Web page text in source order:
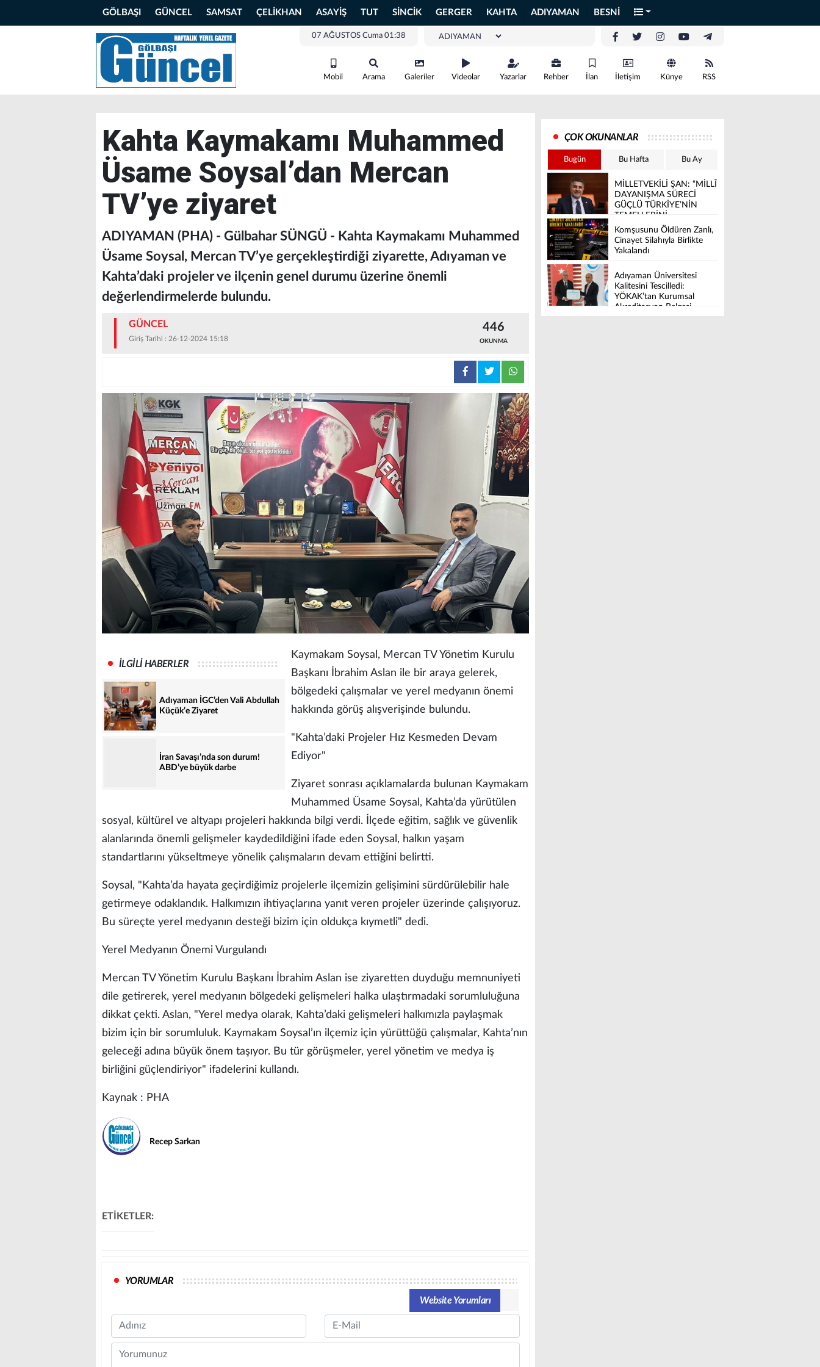
GÖLBAŞI GÜNCEL SAMSAT ÇELİKHAN ASAYİŞ TUT SİNCİK GERGER KAHTA ADIYAMAN BESNİ
07 AĞUSTOS Cuma 01:38
Mobil Arama Galeriler Videolar Yazarlar Rehber İlan İletişim Künye RSS
Kahta Kaymakamı Muhammed
Üsame Soysal’dan Mercan
TV’ye ziyaret
ADIYAMAN (PHA) - Gülbahar SÜNGÜ - Kahta Kaymakamı Muhammed
Üsame Soysal, Mercan TV’ye gerçekleştirdiği ziyarette, Adıyaman ve
Kahta’daki projeler ve ilçenin genel durumu üzerine önemli
değerlendirmelerde bulundu.
GÜNCEL
Giriş Tarihi : 26-12-2024 15:18
446
OKUNMA
İLGİLİ HABERLER
Adıyaman İGC’den Vali Abdullah
Küçük’e Ziyaret
İran Savaşı’nda son durum!
ABD’ye büyük darbe
Kaymakam Soysal, Mercan TV Yönetim Kurulu
Başkanı İbrahim Aslan ile bir araya gelerek,
bölgedeki çalışmalar ve yerel medyanın önemi
hakkında görüş alışverişinde bulundu.
"Kahta’daki Projeler Hız Kesmeden Devam
Ediyor"
Ziyaret sonrası açıklamalarda bulunan Kaymakam
Muhammed Üsame Soysal, Kahta’da yürütülen
sosyal, kültürel ve altyapı projeleri hakkında bilgi verdi. İlçede eğitim, sağlık ve güvenlik
alanlarında önemli gelişmeler kaydedildiğini ifade eden Soysal, halkın yaşam
standartlarını yükseltmeye yönelik çalışmaların devam ettiğini belirtti.
Soysal, "Kahta’da hayata geçirdiğimiz projelerle ilçemizin gelişimini sürdürülebilir hale
getirmeye odaklandık. Halkımızın ihtiyaçlarına yanıt veren projeler üzerinde çalışıyoruz.
Bu süreçte yerel medyanın desteği bizim için oldukça kıymetli" dedi.
Yerel Medyanın Önemi Vurgulandı
Mercan TV Yönetim Kurulu Başkanı İbrahim Aslan ise ziyaretten duyduğu memnuniyeti
dile getirerek, yerel medyanın bölgedeki gelişmeleri halka ulaştırmadaki sorumluluğuna
dikkat çekti. Aslan, "Yerel medya olarak, Kahta’daki gelişmeleri halkımızla paylaşmak
bizim için bir sorumluluk. Kaymakam Soysal’ın ilçemiz için yürüttüğü çalışmalar, Kahta’nın
geleceği adına büyük önem taşıyor. Bu tür görüşmeler, yerel yönetim ve medya iş
birliğini güçlendiriyor" ifadelerini kullandı.
Kaynak : PHA
Recep Sarkan
ETİKETLER:
YORUMLAR
Website Yorumları
Name Email
Comment
ÇOK OKUNANLAR
Bugün Bu Hafta Bu Ay
MİLLETVEKİLİ ŞAN: “MİLLÎ
DAYANIŞMA SÜRECİ
GÜÇLÜ TÜRKİYE’NİN
TEMELLERİNİ
SAĞLAMLAŞTIRACAK”
Komşusunu Öldüren Zanlı,
Cinayet Silahıyla Birlikte
Yakalandı
Adıyaman Üniversitesi
Kalitesini Tescilledi:
YÖKAK’tan Kurumsal
Akreditasyon Belgesi